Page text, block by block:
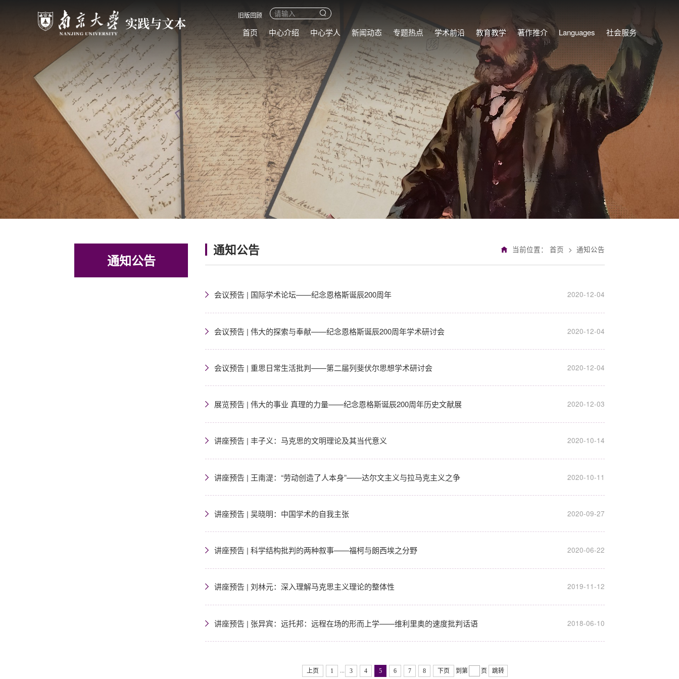
旧版回顾
首页 中心介绍 中心学人 新闻动态 专题热点 学术前沿 教育教学 著作推介 Languages 社会服务
通知公告
通知公告 当前位置： 首页 > 通知公告
会议预告 | 国际学术论坛——纪念恩格斯诞辰200周年 2020-12-04
会议预告 | 伟大的探索与奉献——纪念恩格斯诞辰200周年学术研讨会 2020-12-04
会议预告 | 重思日常生活批判——第二届列斐伏尔思想学术研讨会 2020-12-04
展览预告 | 伟大的事业 真理的力量——纪念恩格斯诞辰200周年历史文献展 2020-12-03
讲座预告 | 丰子义：马克思的文明理论及其当代意义 2020-10-14
讲座预告 | 王南湜：“劳动创造了人本身”——达尔文主义与拉马克主义之争 2020-10-11
讲座预告 | 吴晓明：中国学术的自我主张 2020-09-27
讲座预告 | 科学结构批判的两种叙事——福柯与朗西埃之分野 2020-06-22
讲座预告 | 刘林元：深入理解马克思主义理论的整体性 2019-11-12
讲座预告 | 张异宾：远托邦：远程在场的形而上学——维利里奥的速度批判话语 2018-06-10
上页 1 ... 3 4 5 6 7 8 下页 到第 页 跳转